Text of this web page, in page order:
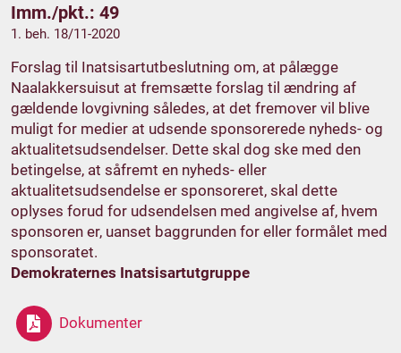
Imm./pkt.: 49
1. beh. 18/11-2020
Forslag til Inatsisartutbeslutning om, at pålægge
Naalakkersuisut at fremsætte forslag til ændring af
gældende lovgivning således, at det fremover vil blive
muligt for medier at udsende sponsorerede nyheds- og
aktualitetsudsendelser. Dette skal dog ske med den
betingelse, at såfremt en nyheds- eller
aktualitetsudsendelse er sponsoreret, skal dette
oplyses forud for udsendelsen med angivelse af, hvem
sponsoren er, uanset baggrunden for eller formålet med
sponsoratet.
Demokraternes Inatsisartutgruppe
Dokumenter